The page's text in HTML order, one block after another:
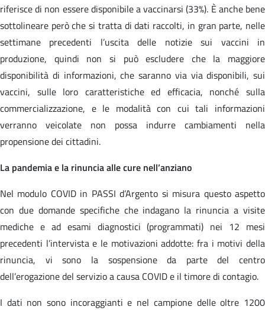
riferisce di non essere disponibile a vaccinarsi (33%). È anche bene
sottolineare però che si tratta di dati raccolti, in gran parte, nelle
settimane precedenti l’uscita delle notizie sui vaccini in
produzione, quindi non si può escludere che la maggiore
disponibilità di informazioni, che saranno via via disponibili, sui
vaccini, sulle loro caratteristiche ed efficacia, nonché sulla
commercializzazione, e le modalità con cui tali informazioni
verranno veicolate non possa indurre cambiamenti nella
propensione dei cittadini.
La pandemia e la rinuncia alle cure nell’anziano
Nel modulo COVID in PASSI d’Argento si misura questo aspetto
con due domande specifiche che indagano la rinuncia a visite
mediche e ad esami diagnostici (programmati) nei 12 mesi
precedenti l’intervista e le motivazioni addotte: fra i motivi della
rinuncia, vi sono la sospensione da parte del centro
dell’erogazione del servizio a causa COVID e il timore di contagio.
I dati non sono incoraggianti e nel campione delle oltre 1200